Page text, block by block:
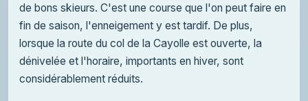
de bons skieurs. C'est une course que l'on peut faire en
fin de saison, l'enneigement y est tardif. De plus,
lorsque la route du col de la Cayolle est ouverte, la
dénivelée et l'horaire, importants en hiver, sont
considérablement réduits.